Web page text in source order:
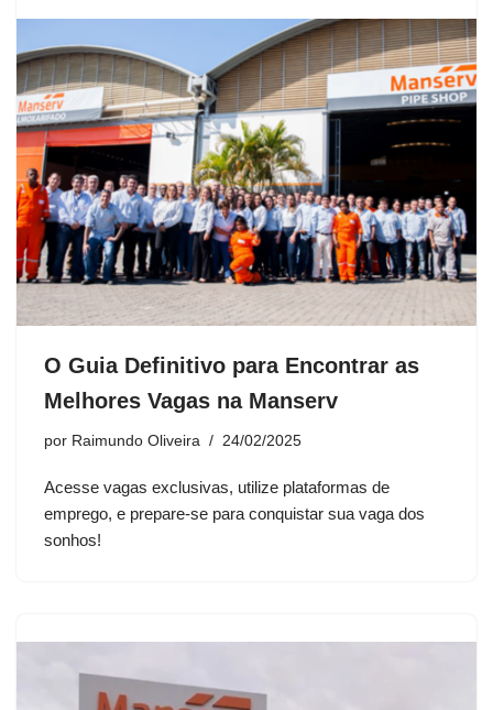
O Guia Definitivo para Encontrar as
Melhores Vagas na Manserv
por Raimundo Oliveira 24/02/2025
Acesse vagas exclusivas, utilize plataformas de
emprego, e prepare-se para conquistar sua vaga dos
sonhos!